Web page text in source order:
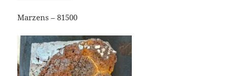
Marzens – 81500